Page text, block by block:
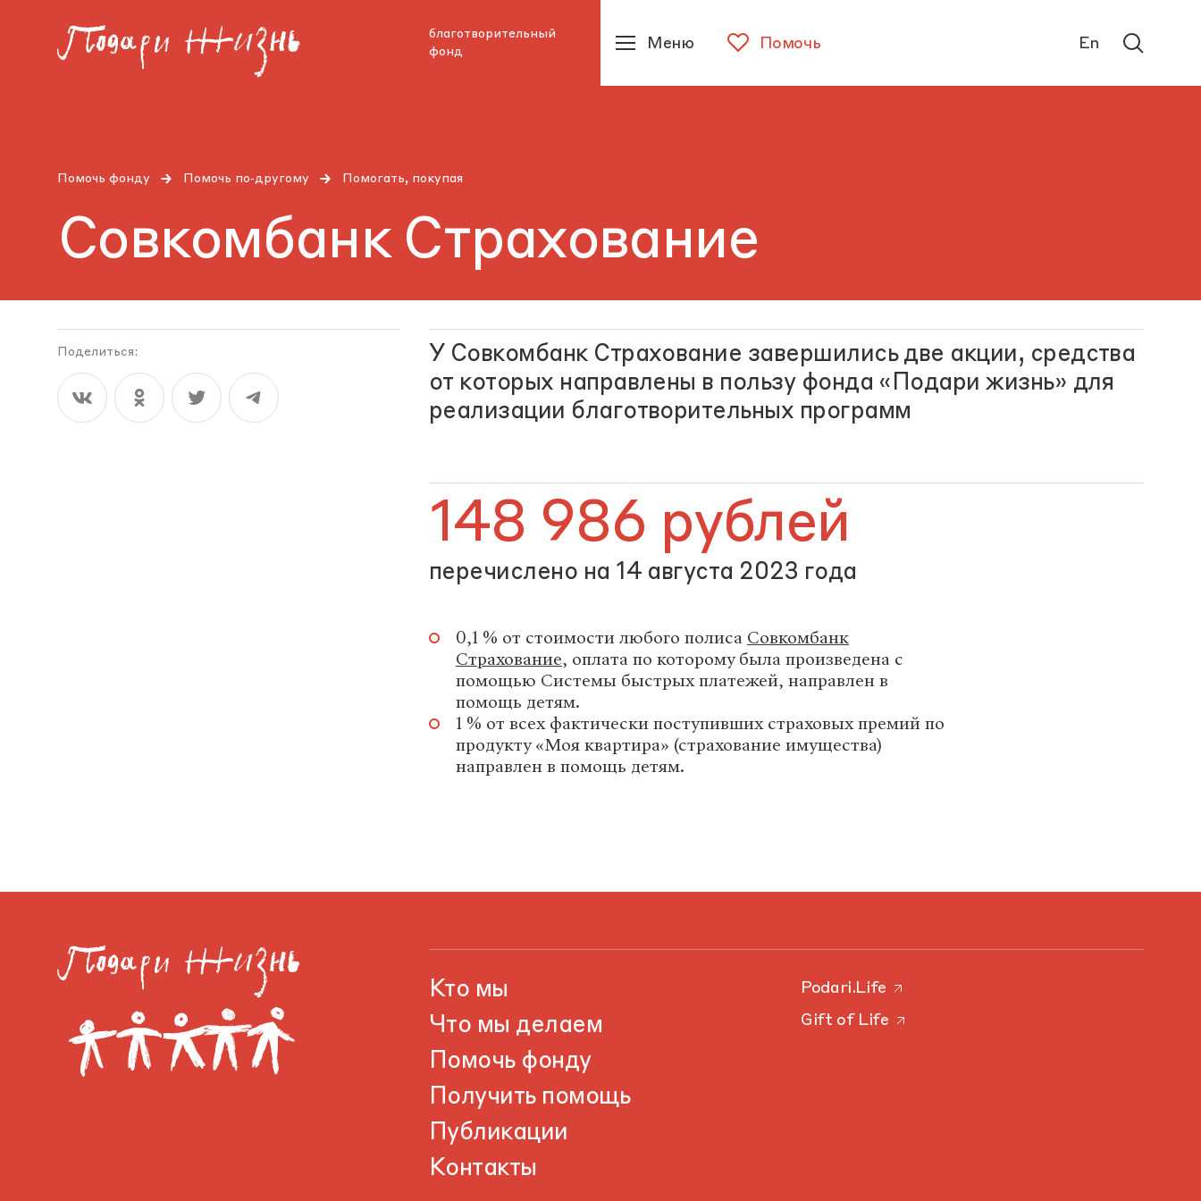
благотворительный
фонд
Помочь
Меню En
Помочь фонду Помочь по‑другому Помогать, покупая
Совкомбанк Страхование
Поделиться:
У Совкомбанк Страхование завершились две акции, средства
от которых направлены в пользу фонда «Подари жизнь» для
реализации благотворительных программ
148 986 рублей
перечислено на 14 августа 2023 года
0,1 % от стоимости любого полиса Совкомбанк
Страхование, оплата по которому была произведена с
помощью Системы быстрых платежей, направлен в
помощь детям.
1 % от всех фактически поступивших страховых премий по
продукту «Моя квартира» (страхование имущества)
направлен в помощь детям.
Кто мы
Что мы делаем
Помочь фонду
Получить помощь
Публикации
Контакты
Podari.Life
Gift of Life